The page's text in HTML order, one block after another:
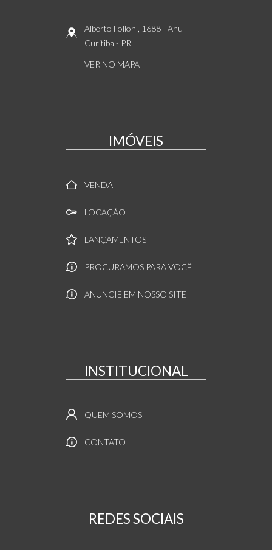
Alberto Folloni, 1688- Ahu
Curitiba - PR
VER NO MAPA
IMÓVEIS
VENDA
LOCAÇÃO
LANÇAMENTOS
PROCURAMOS PARA VOCÊ
ANUNCIE EM NOSSO SITE
INSTITUCIONAL
QUEM SOMOS
CONTATO
REDES SOCIAIS